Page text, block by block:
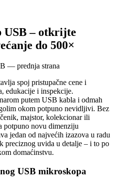
– otkrijte
do 500×
spoj pristupačne cene i
edukacije i inspekcije.
putem USB kabla i odmah
okom potpuno nevidljivi. Bez
majstor, kolekcionar ili
potpuno novu dimenziju
jedan od najvećih izazova u radu
preciznog uvida u detalje – i to po
domaćinstvu.
USB mikroskopa